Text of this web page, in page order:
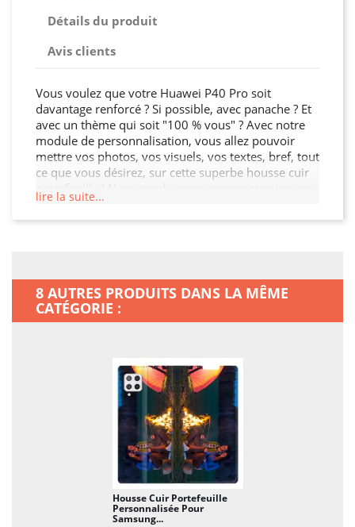
Détails du produit
Avis clients
Vous voulez que votre Huawei P40 Pro soit
davantage renforcé ? Si possible, avec panache ? Et
avec un thème qui soit "100 % vous" ? Avec notre
module de personnalisation, vous allez pouvoir
mettre vos photos, vos visuels, vos textes, bref, tout
ce que vous désirez, sur cette superbe housse cuir
portefeuille ! Nous produisons votre protection sur
mesure, pour votre Huawei P40 Pro ! Et votre
téléphone vous ressemblera à 100% !
lire la suite...
8 AUTRES PRODUITS DANS LA MÊME
CATÉGORIE :
Housse Cuir Portefeuille
Personnalisée Pour
Samsung...